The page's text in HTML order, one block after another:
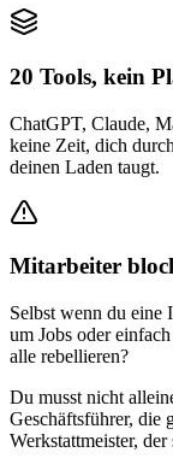
20 Tools, kein
ChatGPT, Claude,
keine Zeit, dich
deinen Laden taugt.
Mitarbeiter
Selbst wenn du eine
um Jobs oder
alle rebellieren?
Du musst nicht
Geschäftsführer, die
Werkstattmeister,